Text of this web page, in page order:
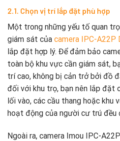
2.1. Chọn vị trí lắp đặt phù hợp
Một trong những yếu tố quan
giám sát của camera IPC-A22P
lắp đặt hợp lý. Để đảm bảo
toàn bộ khu vực cần giám sát,
trí cao, không bị cản trở bởi đồ
đối với khu trọ, bạn nên lắp đặt
lối vào, các cầu thang hoặc khu
hoạt động của người cư trú đều
Ngoài ra, camera Imou IPC-